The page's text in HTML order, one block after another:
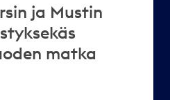
ja Mustin
matka